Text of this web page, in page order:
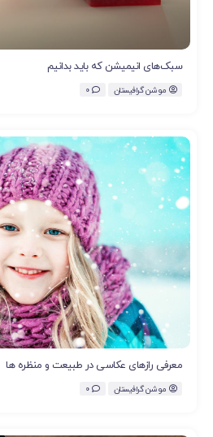
سبک‌های انیمیشن که باید بدانیم
موشن گرافیستان 0
معرفی رازهای عکاسی در طبیعت و منظره ها
موشن گرافیستان 0